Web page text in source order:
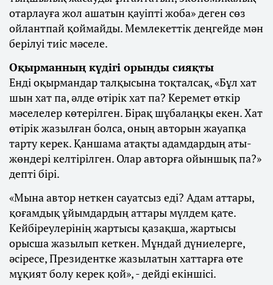
отарлауға жол ашатын қауіпті жоба» деген сөз
ойлантпай қоймайды. Мемлекеттік деңгейде мән
берілуі тиіс мәселе.
Оқырманның күдігі орынды сияқты
Енді оқырмандар талқысына тоқталсақ, «Бұл хат
шын хат па, әлде өтірік хат па? Керемет өткір
мәселелер көтерілген. Бірақ шұбалаңқы екен. Хат
өтірік жазылған болса, оның авторын жауапқа
тарту керек. Қаншама атақты адамдардың аты-
жөндері келтірілген. Олар авторға ойыншық па?»
депті бірі.
«Мына автор неткен сауатсыз еді? Адам аттары,
қоғамдық ұйымдардың аттары мүлдем қате.
Кейбіреулерінің жартысы қазақша, жартысы
орысша жазылып кеткен. Мұндай дүниелерге,
әсіресе, Президентке жазылатын хаттарға өте
мұқият болу керек қой», - дейді екіншісі.